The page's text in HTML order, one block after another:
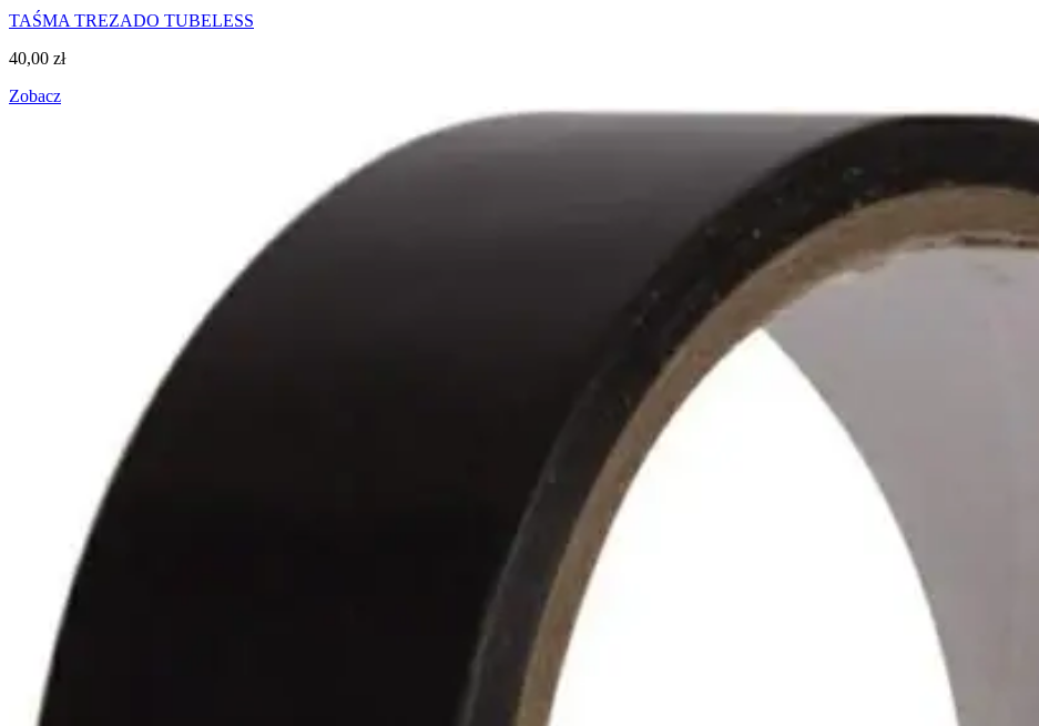
TAŚMA TREZADO TUBELESS
40,00 zł
Zobacz